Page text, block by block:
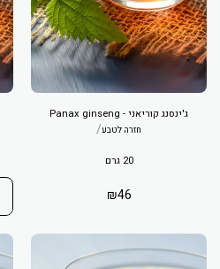
ג'ינסנג קוריאני - Panax ginseng
חזרה לטבע/
20 גרם
₪46